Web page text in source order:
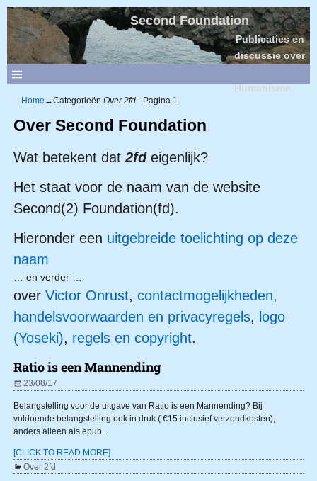
Second Foundation
Publicaties en
discussie over
Humanisme
Home →Categorieën Over 2fd - Pagina 1
Over Second Foundation
Wat betekent dat 2fdeigenlijk?
Het staat voor de naam van de website
Second(2) Foundation(fd).
Hieronder een uitgebreide toelichting op deze
naam
… en verder …
over Victor Onrust, contactmogelijkheden,
handelsvoorwaarden en privacyregels, logo
(Yoseki), regels en copyright.
Ratio is een Mannending
23/08/17
Belangstelling voor de uitgave van Ratio is een Mannending? Bij
voldoende belangstelling ook in druk ( €15 inclusief verzendkosten),
anders alleen als epub.
[CLICK TO READ MORE]
Over 2fd